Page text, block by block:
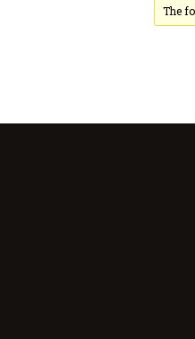
The